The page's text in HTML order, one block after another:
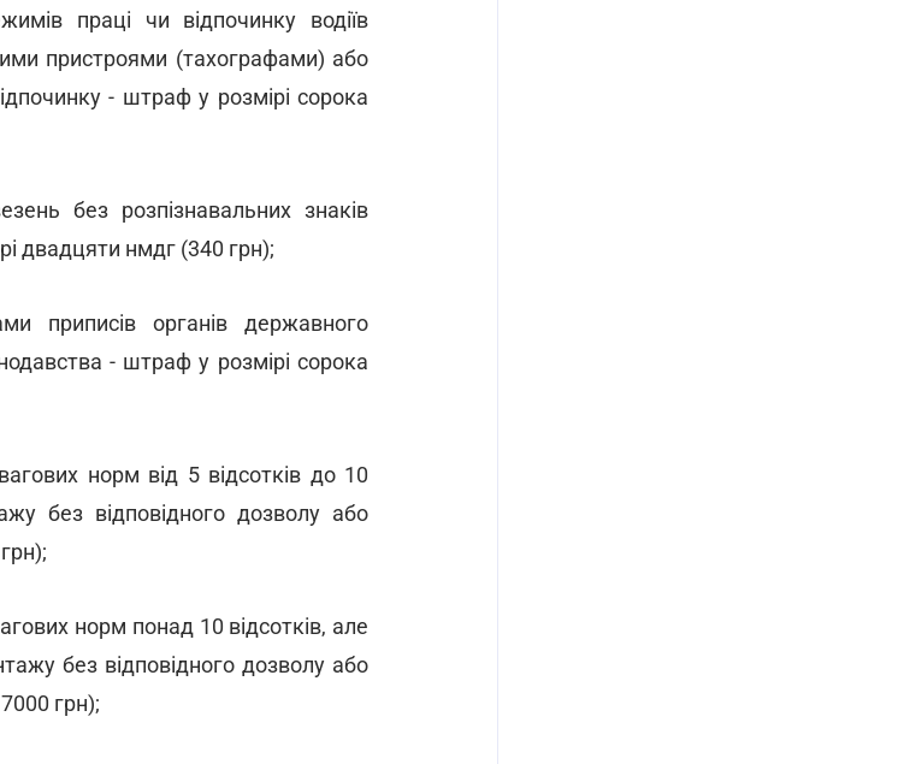
праці чи відпочинку водіїв
пристроями (тахографами) або
- штраф у розмірі сорока
без розпізнавальних знаків
двадцяти нмдг (340 грн);
приписів органів державного
- штраф у розмірі сорока
норм від 5 відсотків до 10
без відповідного дозволу або
норм понад 10 відсотків, але
без відповідного дозволу або
грн);